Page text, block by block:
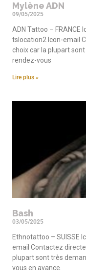
Mylène ADN
09/05/2025
ADN Tattoo – FRANCE
tslocation2 Icon-email
choix car la plupart
rendez-vous
Lire plus »
Bash
03/05/2025
Ethnotattoo – SUISSE
email Contactez
plupart sont très
vous en avance.